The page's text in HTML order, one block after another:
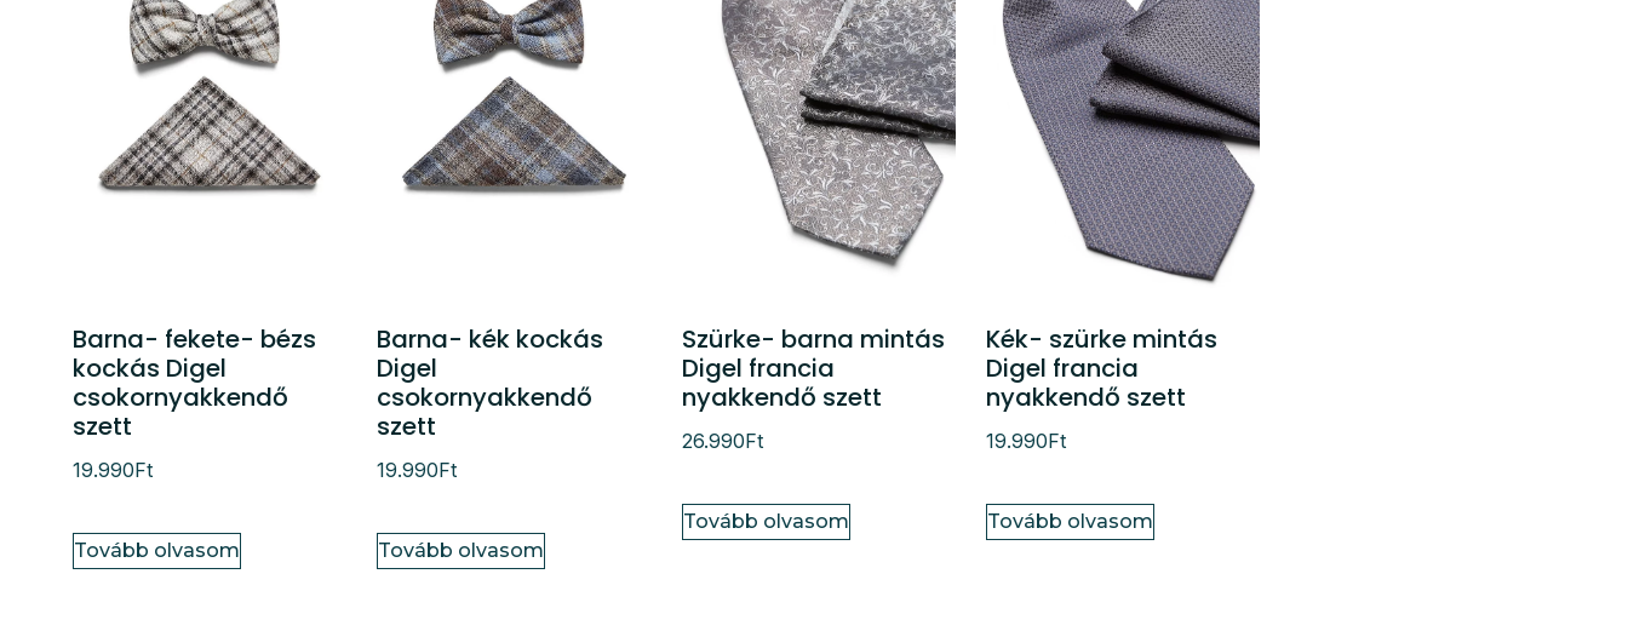
Barna- fekete- bézs
kockás Digel
csokornyakkendő
szett
19.990Ft
Tovább olvasom
Barna- kék kockás
Digel
csokornyakkendő
szett
19.990Ft
Tovább olvasom
Szürke- barna mintás
Digel francia
nyakkendő szett
26.990Ft
Tovább olvasom
Kék- szürke mintás
Digel francia
nyakkendő szett
19.990Ft
Tovább olvasom